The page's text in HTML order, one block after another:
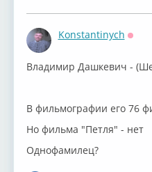
Konstantinych
Владимир Дашкевич -
В фильмографии его 76
Но фильма "Петля" - нет
Однофамилец?